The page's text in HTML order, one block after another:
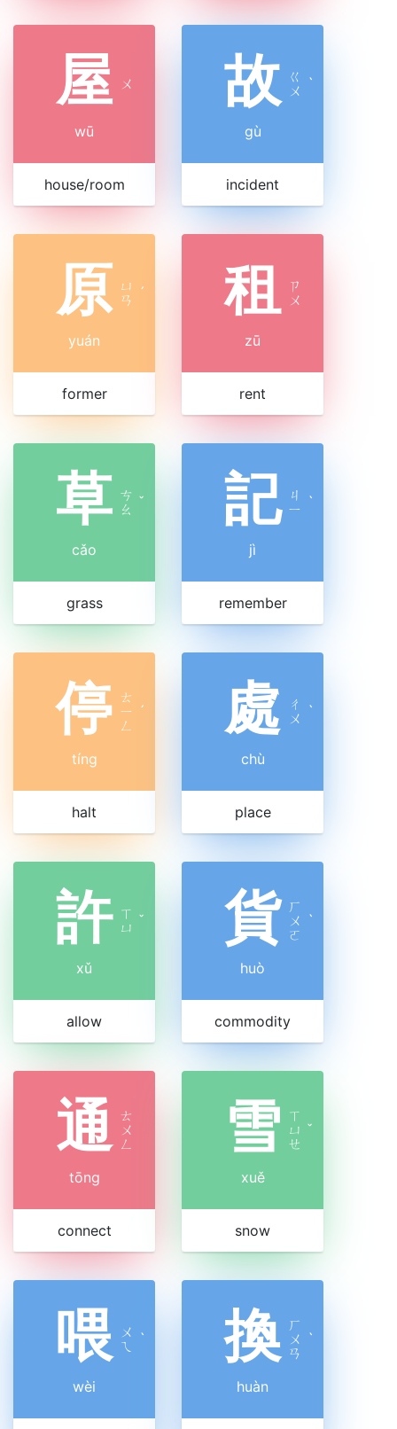
屋 ㄨ
wū
house/room
故 ㄍ
ㄨ ˋ
gù
incident
原 ㄩ
ㄢ ˊ
yuán
former
租 ㄗ
ㄨ
zū
rent
草 ㄘ
ㄠ ˇ
cǎo
grass
記 ㄐ
ㄧ ˋ
jì
remember
停 ㄊ
ㄧ
ㄥ
ˊ
tíng
halt
處
ㄔ
ㄨ ˋ
chù
place
許 ㄒ
ㄩ ˇ
xǔ
allow
貨 ㄏ
ㄨ
ㄛ
ˋ
huò
commodity
通 ㄊ
ㄨ
ㄥ
tōng
connect
雪 ㄒ
ㄩ
ㄝ
ˇ
xuě
snow
喂
ㄨ
ㄟ
ˋ
wèi
換 ㄏ
ㄨ
ㄢ
ˋ
huàn